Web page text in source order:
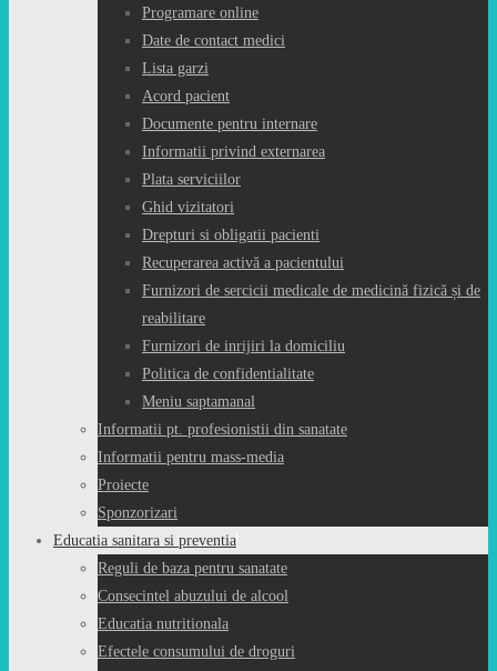
Programare online
Date de contact medici
Lista garzi
Acord pacient
Documente pentru internare
Informatii privind externarea
Plata serviciilor
Ghid vizitatori
Drepturi si obligatii pacienti
Recuperarea activă a pacientului
Furnizori de sercicii medicale de medicină fizică și de
reabilitare
Furnizori de inrijiri la domiciliu
Politica de confidentialitate
Meniu saptamanal
Informatii pt. profesionistii din sanatate
Informatii pentru mass-media
Proiecte
Sponzorizari
Educatia sanitara si preventia
Reguli de baza pentru sanatate
Consecintel abuzului de alcool
Educatia nutritionala
Efectele consumului de droguri